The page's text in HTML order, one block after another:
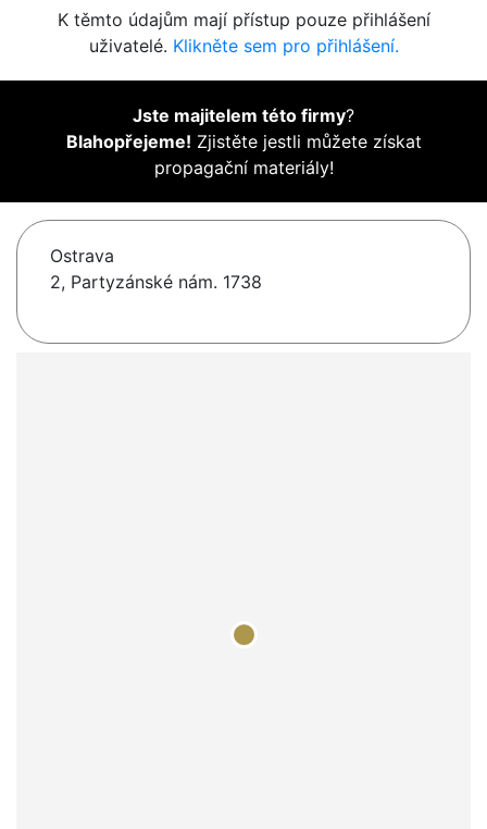
K těmto údajům mají přístup pouze přihlášení
uživatelé. Klikněte sem pro přihlášení.
Jste majitelem této firmy?
Blahopřejeme! Zjistěte jestli můžete získat
propagační materiály!
Ostrava
2, Partyzánské nám. 1738